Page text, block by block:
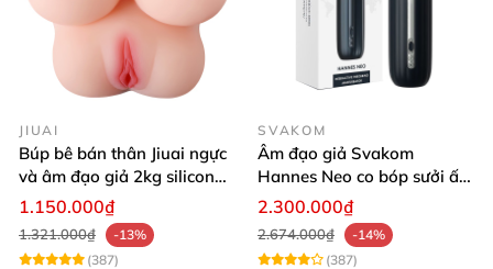
JIUAI
Búp bê bán thân Jiuai ngực
và âm đạo giả 2kg silicon
nguyên khối cao cấp
1.150.000₫
1.321.000₫
-13%
(387)
SVAKOM
Âm đạo giả Svakom
Hannes Neo co bóp sưởi ấm
tiện lợi điều khiển app
2.300.000₫
2.674.000₫
-14%
(387)